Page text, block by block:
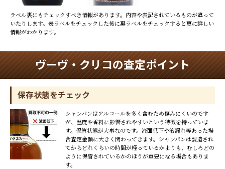
ラベル裏にもチェックすべき情報があります。内容や表記されているものが違って
いたりします。表ラベルをチェックした後に裏ラベルをチェックすると更に詳しい
情報がわかります。
ヴーヴ・クリコの査定ポイント
保存状態をチェック
シャンパンはアルコールを多く含むため傷みにくいのです
が、温度や香料に影響されやすいという特徴を持っていま
す。保管状態が大事なのです。液面低下や液漏れ等あった場
合査定金額に大きく関わってきます。シャンパンは製造され
てからどれくらいの時間が経っているかよりも、むしろどの
ように保管されているかのほうが重要になる場合もありま
す。